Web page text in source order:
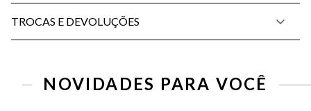
TROCAS E DEVOLUÇÕES
NOVIDADES PARA VOCÊ
G